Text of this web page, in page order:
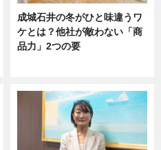
成城石井の冬がひと味違うワ
ケとは？他社が敵わない「商
品力」2つの要